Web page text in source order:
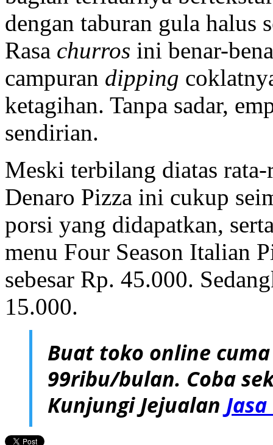
dengan taburan gula halus
Rasa churros ini benar-
campuran dipping
ketagihan. Tanpa sadar,
sendirian.
Meski terbilang diatas
Denaro Pizza ini cukup
porsi yang didapatkan,
menu Four Season Italian
sebesar Rp. 45.000.
15.000.
Buat toko online
99ribu/bulan. Coba
Kunjungi Jejualan